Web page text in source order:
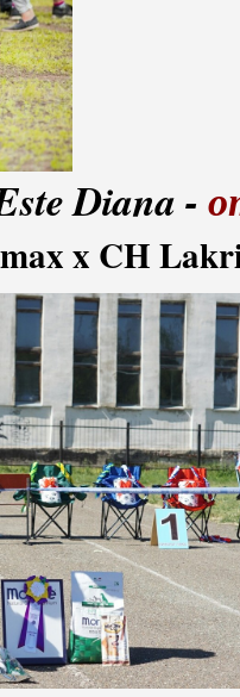
Diana -
x CH